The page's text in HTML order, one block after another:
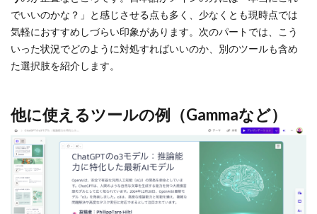
でいいのかな？」と感じさせる点も多く、少なくとも現時点では
気軽におすすめしづらい印象があります。次のパートでは、こう
いった状況でどのように対処すればいいのか、別のツールも含め
た選択肢を紹介します。
他に使えるツールの例（Gammaなど）